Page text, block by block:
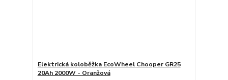
Elektrická koloběžka EcoWheel Chooper GR25
20Ah 2000W - Oranžová